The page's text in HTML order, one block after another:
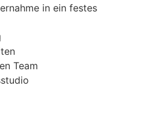
in ein festes
Team